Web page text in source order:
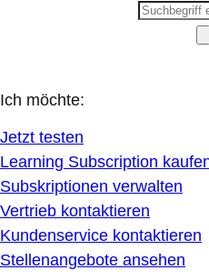
Ich möchte:
Jetzt testen
Learning Subscription
Subskriptionen verwalten
Vertrieb kontaktieren
Kundenservice kontaktieren
Stellenangebote ansehen